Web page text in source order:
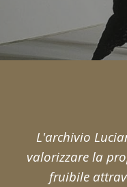
L'archivio
valorizzare la
fruibile